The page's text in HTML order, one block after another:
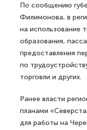
По сообщению
Филимонова, в
на использование
образования,
предоставления
по
торговли и других.
Ранее власти
планами
для работы на